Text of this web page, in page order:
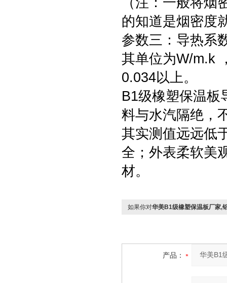
的知道是烟密度
参数三：导热系
其单位为W/m.k
0.034以上。
B1级橡塑保温板
料与水汽隔绝，
其实测值远远低
全；外表柔软美
材。
如果你对华美B1级橡塑保温板厂家,
产品：